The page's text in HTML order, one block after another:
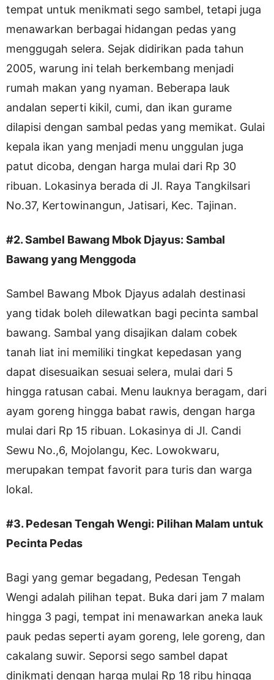
tempat untuk menikmati sego sambel, tetapi juga
menawarkan berbagai hidangan pedas yang
menggugah selera. Sejak didirikan pada tahun
2005, warung ini telah berkembang menjadi
rumah makan yang nyaman. Beberapa lauk
andalan seperti kikil, cumi, dan ikan gurame
dilapisi dengan sambal pedas yang memikat. Gulai
kepala ikan yang menjadi menu unggulan juga
patut dicoba, dengan harga mulai dari Rp 30
ribuan. Lokasinya berada di Jl. Raya Tangkilsari
No.37, Kertowinangun, Jatisari, Kec. Tajinan.
#2. Sambel Bawang Mbok Djayus: Sambal
Bawang yang Menggoda
Sambel Bawang Mbok Djayus adalah destinasi
yang tidak boleh dilewatkan bagi pecinta sambal
bawang. Sambal yang disajikan dalam cobek
tanah liat ini memiliki tingkat kepedasan yang
dapat disesuaikan sesuai selera, mulai dari 5
hingga ratusan cabai. Menu lauknya beragam, dari
ayam goreng hingga babat rawis, dengan harga
mulai dari Rp 15 ribuan. Lokasinya di Jl. Candi
Sewu No.,6, Mojolangu, Kec. Lowokwaru,
merupakan tempat favorit para turis dan warga
lokal.
#3. Pedesan Tengah Wengi: Pilihan Malam untuk
Pecinta Pedas
Bagi yang gemar begadang, Pedesan Tengah
Wengi adalah pilihan tepat. Buka dari jam 7 malam
hingga 3 pagi, tempat ini menawarkan aneka lauk
pauk pedas seperti ayam goreng, lele goreng, dan
cakalang suwir. Seporsi sego sambel dapat
dinikmati dengan harga mulai Rp 18 ribu hingga